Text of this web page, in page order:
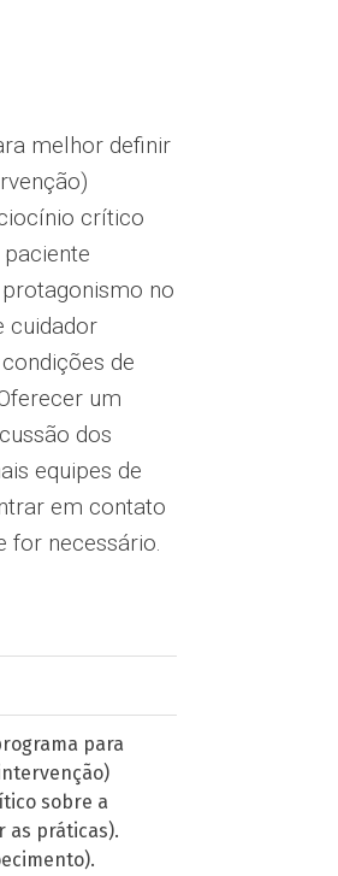
melhor definir
crítico
no
cuidador
de
um
dos
equipes de
em contato
for necessário.
para
sobre a
as práticas).